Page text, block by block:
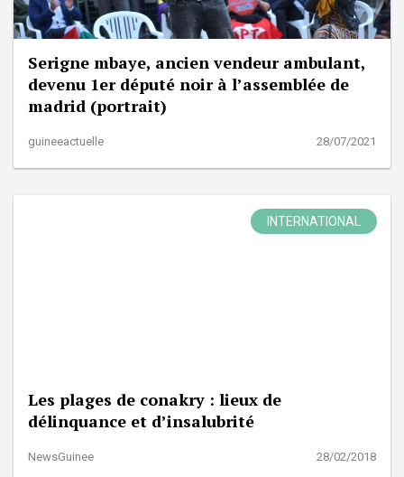
Serigne mbaye, ancien vendeur ambulant,
devenu 1er député noir à l’assemblée de
madrid (portrait)
guineeactuelle 28/07/2021
INTERNATIONAL
Les plages de conakry : lieux de
délinquance et d’insalubrité
NewsGuinee 28/02/2018